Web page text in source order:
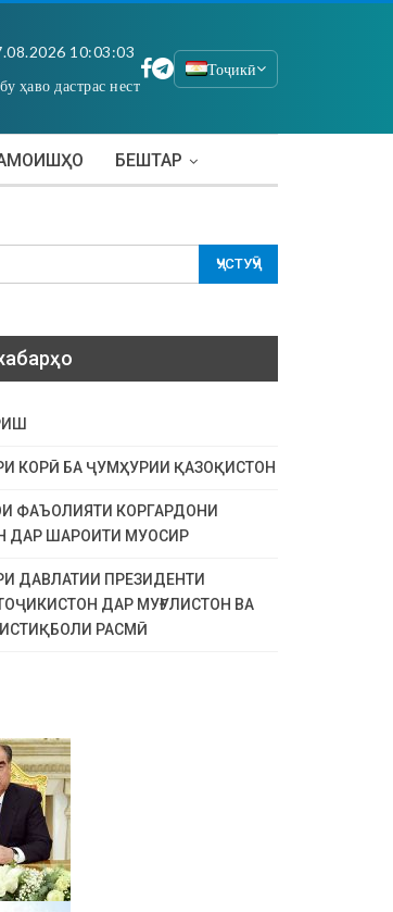
10:03:04
ҳаво дастрас нест
Тоҷикӣ
БЕШТАР
КОРӢ БА ҶУМҲУРИИ ҚАЗОҚИСТОН
ФАЪОЛИЯТИ КОРГАРДОНИ
ДАР ШАРОИТИ МУОСИР
ДАВЛАТИИ ПРЕЗИДЕНТИ
ДАР МУҒУЛИСТОН ВА
РАСМӢ